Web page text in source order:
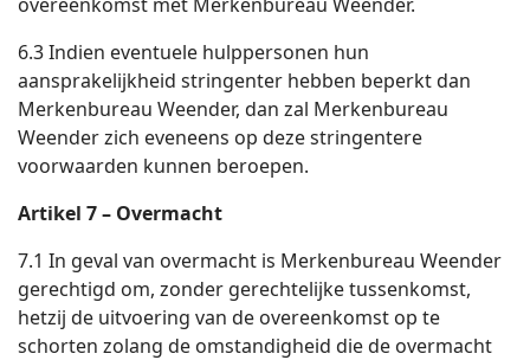
6.3 Indien eventuele hulppersonen hun
aansprakelijkheid stringenter hebben beperkt dan
Merkenbureau Weender, dan zal Merkenbureau
Weender zich eveneens op deze stringentere
voorwaarden kunnen beroepen.
Artikel 7 – Overmacht
7.1 In geval van overmacht is Merkenbureau Weender
gerechtigd om, zonder gerechtelijke tussenkomst,
hetzij de uitvoering van de overeenkomst op te
schorten zolang de omstandigheid die de overmacht